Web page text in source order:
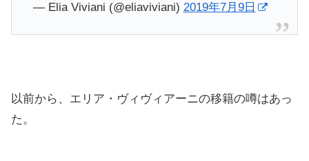
— Elia Viviani (@eliaviviani) 2019年7月9日
以前から、エリア・ヴィヴィアーニの移籍の噂はあっ
た。